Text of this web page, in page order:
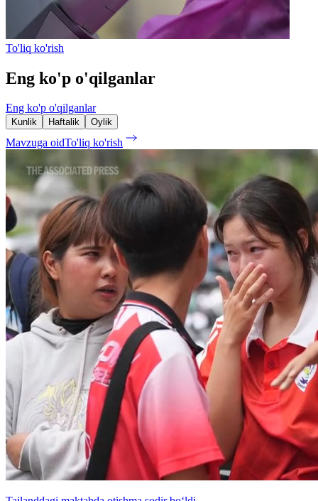
To'liq ko'rish
Eng ko'p o'qilganlar
Eng ko'p o'qilganlar
Kunlik Haftalik Oylik
Mavzuga oidTo'liq ko'rish